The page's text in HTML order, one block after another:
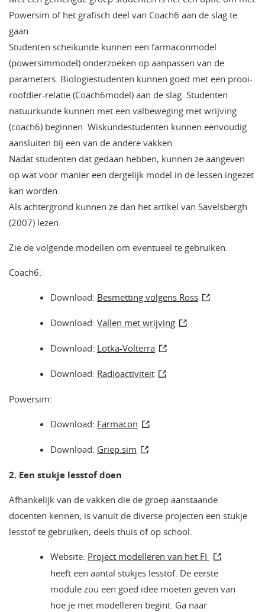
Powersim of het grafisch deel van Coach6 aan de slag te
gaan.
Studenten scheikunde kunnen een farmaconmodel
(powersimmodel) onderzoeken op aanpassen van de
parameters. Biologiestudenten kunnen goed met een prooi-
roofdier-relatie (Coach6model) aan de slag. Studenten
natuurkunde kunnen met een valbeweging met wrijving
(coach6) beginnen. Wiskundestudenten kunnen eenvoudig
aansluiten bij een van de andere vakken.
Nadat studenten dat gedaan hebben, kunnen ze aangeven
op wat voor manier een dergelijk model in de lessen ingezet
kan worden.
Als achtergrond kunnen ze dan het artikel van Savelsbergh
(2007) lezen.
Zie de volgende modellen om eventueel te gebruiken:
Coach6:
Download: Besmetting volgens Ross
Download: Vallen met wrijving
Download: Lotka-Volterra
Download: Radioactiviteit
Powersim:
Download: Farmacon
Download: Griep.sim
2. Een stukje lesstof doen
Afhankelijk van de vakken die de groep aanstaande
docenten kennen, is vanuit de diverse projecten een stukje
lesstof te gebruiken, deels thuis of op school.
Website: Project modelleren van het FI
heeft een aantal stukjes lesstof. De eerste
module zou een goed idee moeten geven van
hoe je met modelleren begint. Ga naar